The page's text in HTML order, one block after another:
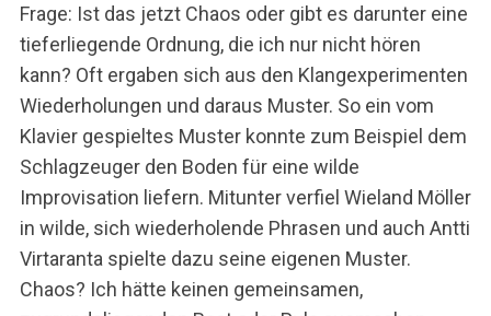
Frage: Ist das jetzt Chaos oder gibt es darunter eine
tieferliegende Ordnung, die ich nur nicht hören
kann? Oft ergaben sich aus den Klangexperimenten
Wiederholungen und daraus Muster. So ein vom
Klavier gespieltes Muster konnte zum Beispiel dem
Schlagzeuger den Boden für eine wilde
Improvisation liefern. Mitunter verfiel Wieland Möller
in wilde, sich wiederholende Phrasen und auch Antti
Virtaranta spielte dazu seine eigenen Muster.
Chaos? Ich hätte keinen gemeinsamen,